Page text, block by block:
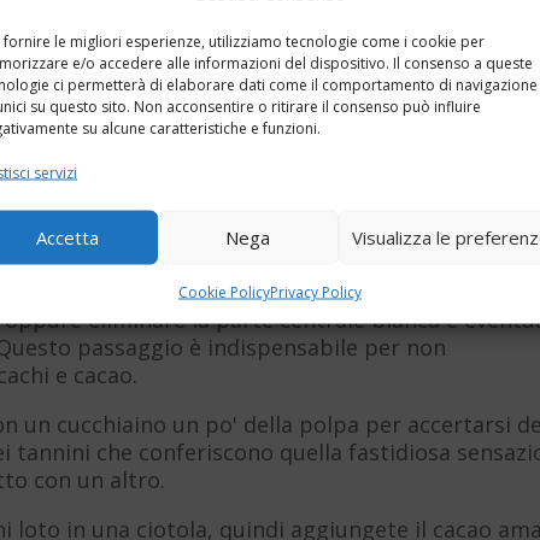
fornire le migliori esperienze, utilizziamo tecnologie come i cookie per
e/o accedere alle informazioni del dispositivo. Il consenso a queste
ci permetterà di elaborare dati come il comportamento di
su questo sito. Non acconsentire o ritirare il consenso può influire
su alcune caratteristiche e funzioni.
servizi
Accetta Nega Visualizza le
Cookie PolicyPrivacy Policy
la buccia
pelando i cachi. Infatti proprio nelle
una concentrazione di tannini che possono
il budino cachi e cacao amaro sarà
e cacao
il lavoro. Infatti nelle due prime immagini
riuscita del budino cachi e cacao, che dovete
eliminare la parte centrale bianca e
passaggio è indispensabile per non
e cacao.
un cucchiaino un po' della polpa per accertarsi
tannini che conferiscono quella fastidiosa
con un altro.
loto in una ciotola, quindi aggiungete il cacao